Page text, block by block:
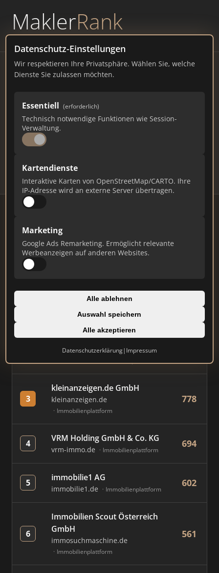
MaklerRank
powered byWAVEPOINT
Datenschutz-Einstellungen
Wir respektieren Ihre Privatsphäre. Wählen Sie, welche
Dienste Sie zulassen möchten.
Essentiell (erforderlich)
Technisch notwendige Funktionen wie Session-
Verwaltung.
Kartendienste
Interaktive Karten von OpenStreetMap/CARTO. Ihre
IP-Adresse wird an externe Server übertragen.
Marketing
Google Ads Remarketing. Ermöglicht relevante
Werbeanzeigen auf anderen Websites.
Alle ablehnen
Auswahl speichern
Alle akzeptieren
Datenschutzerklärung| Impressum
Immobilienmakler
Herbstein – Ranking Juli
2026
HESSEN4.866 EINWOHNER
75
Makler Makler-Keywords
Stand: Juli 2026
#
Immobilien Scout GmbH
immobilienscout24.de
AVIV Germany GmbH
3
kleinanzeigen.de GmbH
kleinanzeigen.de
Immobilienplattform
778
4 VRM Holding GmbH & Co. KG
vrm-immo.de Immobilienplattform
694
5 immobilie1 AG
immobilie1.de Immobilienplattform
602
6
Immobilien Scout Österreich
GmbH
immosuchmaschine.de
Immobilienplattform
561